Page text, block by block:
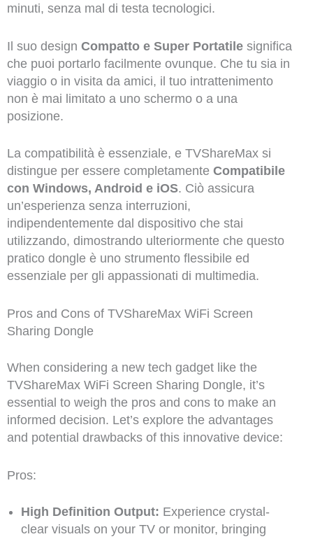
minuti, senza mal di testa tecnologici.
Il suo design Compatto e Super Portatilesignifica
che puoi portarlo facilmente ovunque. Che tu sia in
viaggio o in visita da amici, il tuo intrattenimento
non è mai limitato a uno schermo o a una
posizione.
La compatibilità è essenziale, e TVShareMax si
distingue per essere completamente Compatibile
con Windows, Android e iOS. Ciò assicura
un’esperienza senza interruzioni,
indipendentemente dal dispositivo che stai
utilizzando, dimostrando ulteriormente che questo
pratico dongle è uno strumento flessibile ed
essenziale per gli appassionati di multimedia.
Pros and Cons of TVShareMax WiFi Screen
Sharing Dongle
When considering a new tech gadget like the
TVShareMax WiFi Screen Sharing Dongle, it’s
essential to weigh the pros and cons to make an
informed decision. Let’s explore the advantages
and potential drawbacks of this innovative device:
Pros:
High Definition Output: Experience crystal-
clear visuals on your TV or monitor, bringing